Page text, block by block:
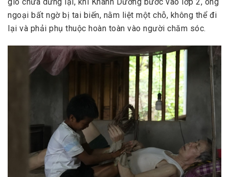
ngoại bất ngờ bị tai biến, nằm liệt một chỗ, không thể đi
lại và phải phụ thuộc hoàn toàn vào người chăm sóc.